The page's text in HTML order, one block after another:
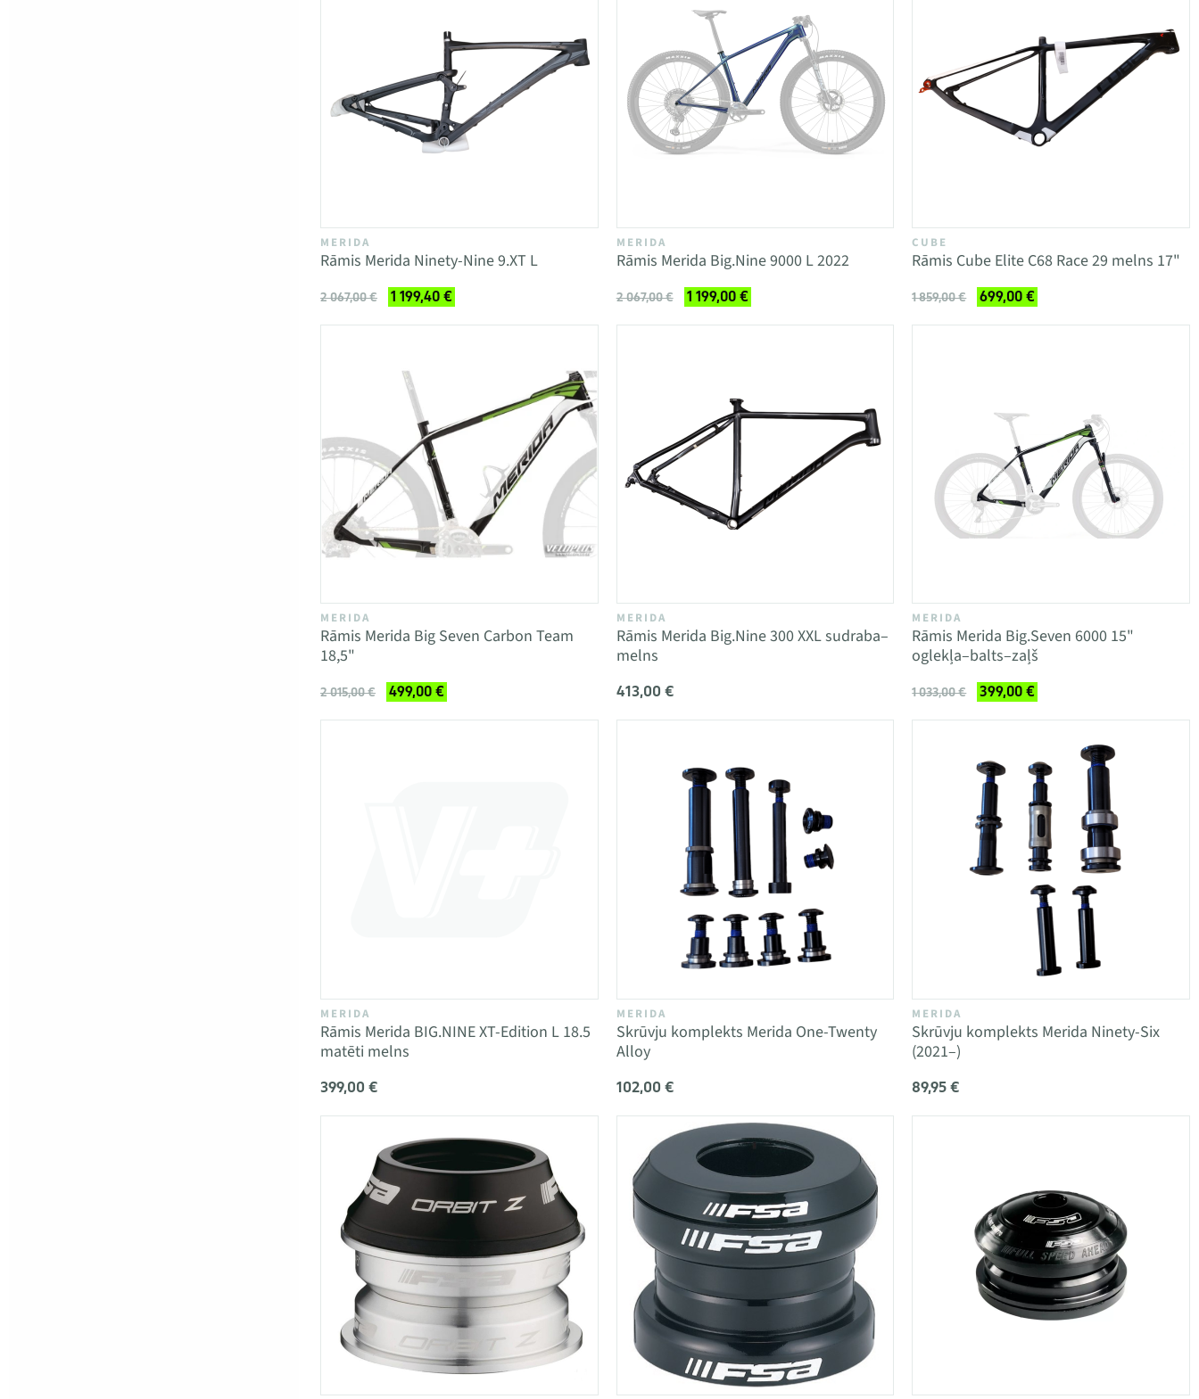
MERIDA
Rāmis Merida Ninety-Nine 9.XT L
2 067,00 € 1 199,40 €
MERIDA
Rāmis Merida Big.Nine 9000 L 2022
2 067,00 € 1 199,00 €
CUBE
Rāmis Cube Elite C68 Race 29 melns 17"
1 859,00 € 699,00 €
MERIDA
Rāmis Merida Big Seven Carbon Team
18,5"
2 015,00 € 499,00 €
MERIDA
Rāmis Merida Big.Nine 300 XXL sudraba–
melns
413,00 €
MERIDA
Rāmis Merida Big.Seven 6000 15"
oglekļa–balts–zaļš
1 033,00 € 399,00 €
MERIDA
Rāmis Merida BIG.NINE XT-Edition L 18.5
matēti melns
399,00 €
MERIDA
Skrūvju komplekts Merida One-Twenty
Alloy
102,00 €
MERIDA
Skrūvju komplekts Merida Ninety-Six
(2021–)
89,95 €